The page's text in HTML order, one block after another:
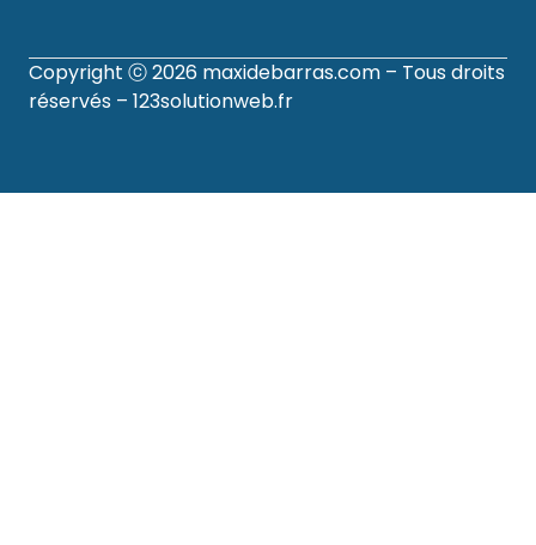
Copyright ⓒ 2026 maxidebarras.com – Tous droits
réservés – 123solutionweb.fr